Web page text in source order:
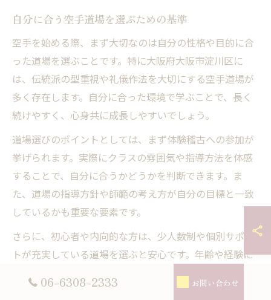
自分に合う空手道場を選ぶための基準
空手を始める際、まず大切なのは自分の性格や目的に合
った道場を選ぶことです。特に大阪府大阪市淀川区に
は、伝統派の型重視や礼儀作法を大切にする空手道場が
多く存在します。自分に合った環境で学ぶことで、長く
続けやすく、心身共に成長しやすいでしょう。
道場選びのポイントとしては、まず体験稽古への参加が
挙げられます。実際にクラスの雰囲気や指導方法を体感
することで、自分に合うかどうかを判断できます。ま
た、道場の指導方針や師範の考え方が自分の目標と一致
しているかも重要な要素です。
さらに、初心者や内向的な方は、少人数制や個別サポー
トが充実している道場を選ぶと安心です。年齢や経験に
関係なく、誰もが安心して学べる環境が整っているかど
うかも確認しましょう。自分に合った道場でスタートす
06-6308-2333 お問い合わせ